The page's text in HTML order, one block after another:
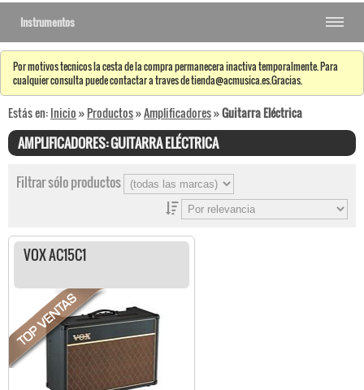
Instrumentos
Por motivos tecnicos la cesta de la compra permanecera inactiva temporalmente. Para
cualquier consulta puede contactar a traves de tienda@acmusica.es.Gracias.
Estás en:Inicio»Productos»Amplificadores»Guitarra Eléctrica
AMPLIFICADORES: GUITARRA ELÉCTRICA
Filtrar sólo productos
VOX AC15C1